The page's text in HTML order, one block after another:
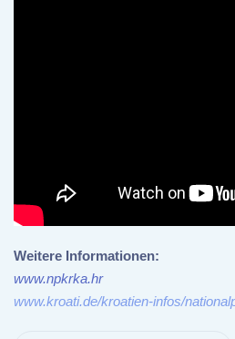
Weitere Informationen:
www.npkrka.hr
www.kroati.de/kroatien-infos/